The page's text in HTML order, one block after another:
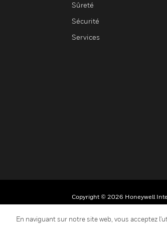
Sûreté
Sécurité
Services
Copyright © 2026 Honeywell
En naviguant sur notre site web, vous acceptez